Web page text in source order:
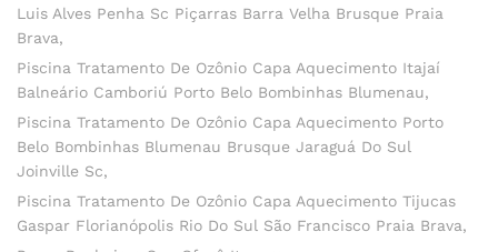
Luis Alves Penha Sc Piçarras Barra Velha Brusque Praia
Brava
Piscina Tratamento De Ozônio Capa Aquecimento Itajaí
Balneário Camboriú Porto Belo Bombinhas Blumenau
Piscina Tratamento De Ozônio Capa Aquecimento Porto
Belo Bombinhas Blumenau Brusque Jaraguá Do Sul
Joinville Sc
Piscina Tratamento De Ozônio Capa Aquecimento Tijucas
Gaspar Florianópolis Rio Do Sul São Francisco Praia Brava